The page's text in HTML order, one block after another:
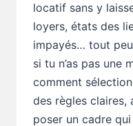
locatif sans y
loyers, états des
impayés… tout
si tu n’as pas une
comment
des règles claires,
poser un cadre